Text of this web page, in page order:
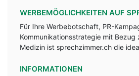
WERBEMÖGLICHKEITEN AUF
Für Ihre Werbebotschaft, PR-
Kommunikationsstrategie mit Bezug
Medizin ist sprechzimmer.ch die
INFORMATIONEN